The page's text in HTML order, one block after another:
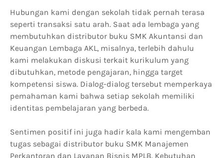
Hubungan kami dengan sekolah tidak pernah terasa
seperti transaksi satu arah. Saat ada lembaga yang
membutuhkan distributor buku SMK Akuntansi dan
Keuangan Lembaga AKL, misalnya, terlebih dahulu
kami melakukan diskusi terkait kurikulum yang
dibutuhkan, metode pengajaran, hingga target
kompetensi siswa. Dialog-dialog tersebut memperkaya
pemahaman kami bahwa setiap sekolah memiliki
identitas pembelajaran yang berbeda.
Sentimen positif ini juga hadir kala kami mengemban
tugas sebagai distributor buku SMK Manajemen
Perkantoran dan Layanan Bisnis MPLB. Kebutuhan